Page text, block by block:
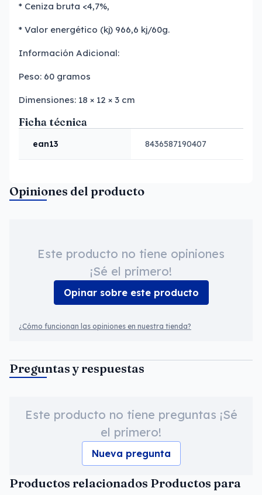
* Ceniza bruta <4,7%,
* Valor energético (kj) 966,6 kj/60g.
Información Adicional:
Peso: 60 gramos
Dimensiones: 18 × 12 × 3 cm
Ficha técnica
ean13 8436587190407
Opiniones del producto
Este producto no tiene opiniones
¡Sé el primero!
Opinar sobre este producto
¿Cómo funcionan las opiniones en nuestra tienda?
Preguntas y respuestas
Este producto no tiene preguntas ¡Sé
el primero!
Nueva pregunta
Productos relacionados Productos para